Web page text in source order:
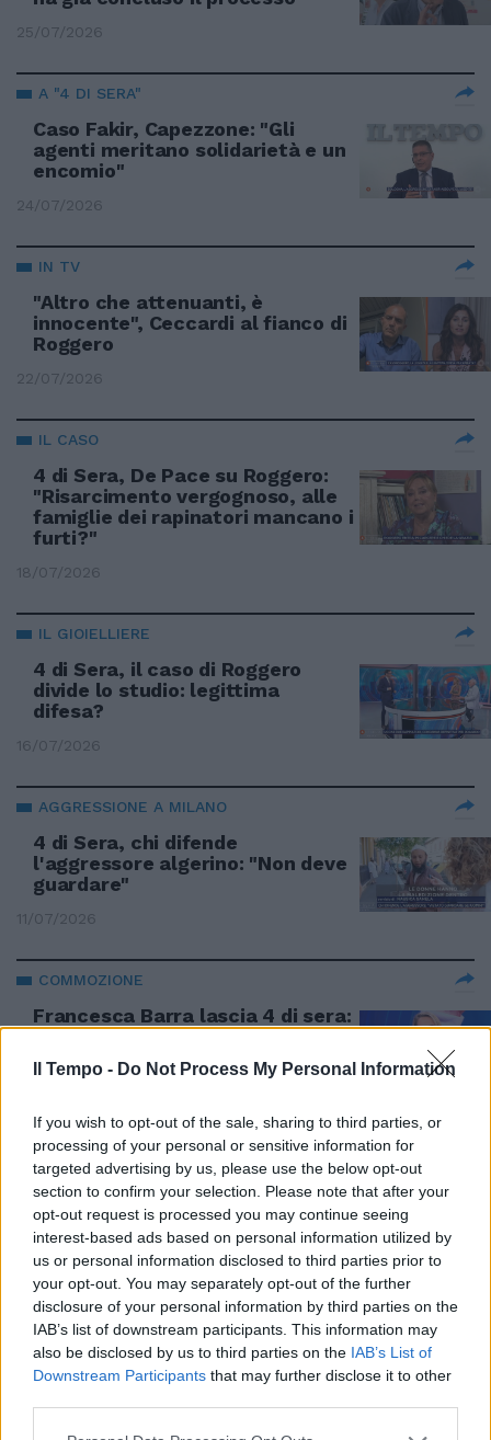
Il Tempo - Do Not Process My Personal Information
If you wish to opt-out of the sale, sharing to third parties, or
processing of your personal or sensitive information for
targeted advertising by us, please use the below opt-out
section to confirm your selection. Please note that after your
opt-out request is processed you may continue seeing
interest-based ads based on personal information utilized by
us or personal information disclosed to third parties prior to
your opt-out. You may separately opt-out of the further
disclosure of your personal information by third parties on the
IAB’s list of downstream participants. This information may
also be disclosed by us to third parties on the IAB’s List of
Downstream Participants that may further disclose it to other
25/07/2026
A "4 DI SERA"
Caso Fakir, Capezzone: "Gli
agenti meritano solidarietà e un
encomio"
24/07/2026
IN TV
"Altro che attenuanti, è
innocente", Ceccardi al fianco di
Roggero
22/07/2026
IL CASO
4 di Sera, De Pace su Roggero:
"Risarcimento vergognoso, alle
famiglie dei rapinatori mancano i
furti?"
18/07/2026
IL GIOIELLIERE
4 di Sera, il caso di Roggero
divide lo studio: legittima
difesa?
16/07/2026
AGGRESSIONE A MILANO
4 di Sera, chi difende
l'aggressore algerino: "Non deve
guardare"
11/07/2026
COMMOZIONE
Francesca Barra lascia 4 di sera:
"Periodo difficile", l'annuncio in
tv
4 di Sera, Molinari pizzica la
sinistra: "Vogliono indipendenza
dagli Usa, ma rifiutano le spese
per la difesa"
04/07/2026
4 DI SERA
Da Monti schiaffo alla sinistra
ed esalta Meloni: “È la